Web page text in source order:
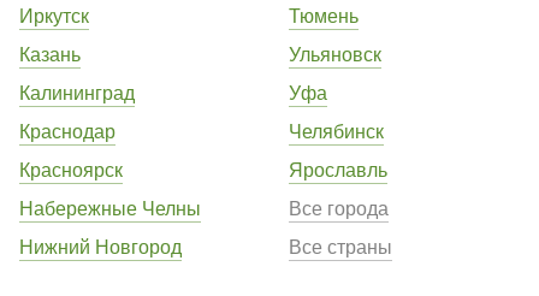
Иркутск
Казань
Калининград
Краснодар
Красноярск
Набережные Челны
Нижний Новгород
Тюмень
Ульяновск
Уфа
Челябинск
Ярославль
Все города
Все страны